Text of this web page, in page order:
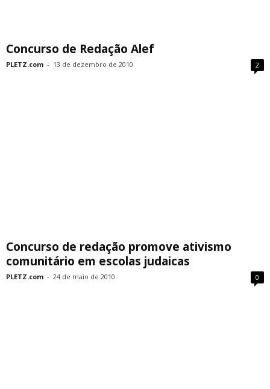
Concurso de Redação Alef
PLETZ.com - 13 de dezembro de 2010 2
Concurso de redação promove ativismo
comunitário em escolas judaicas
PLETZ.com - 24 de maio de 2010 0